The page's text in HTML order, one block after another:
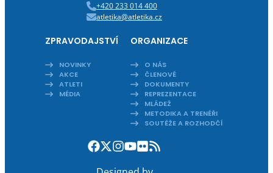
+420 233 014 400
atletika@atletika.cz
ZPRAVODAJSTVÍ
NOVINKY
AKCE
ATLETI
MÉDIA
ORGANIZACE
O NÁS
ČLENOVÉ
DOKUMENTY
REPREZENTACE
MLÁDEŽ
METODIKA A TRENÉŘI
SOUTĚŽE A ROZHODČÍ